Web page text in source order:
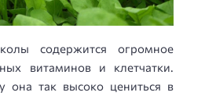
содержится огромное
витаминов и клетчатки.
она так высоко цениться в